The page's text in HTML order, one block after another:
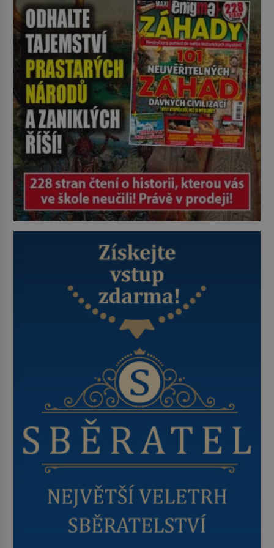
plyšové suvenýry. Kdysi to ale bylo
jinak. Tato veselá podívaná
připomíná jeden z nejpodivnějších
a zároveň nejkrutějších zvyků […]